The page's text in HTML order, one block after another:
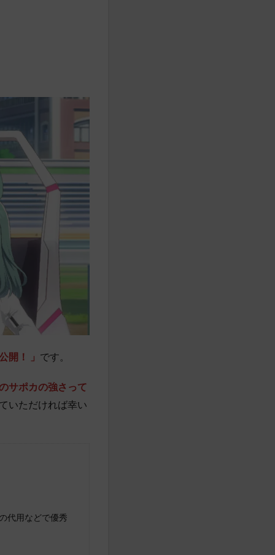
開！ 」 です。
サポカの強さって
いただければ幸い
代用などで優秀